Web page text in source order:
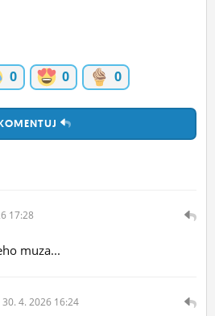
0 0 0
17:28
muza...
30. 4. 2026 16:24